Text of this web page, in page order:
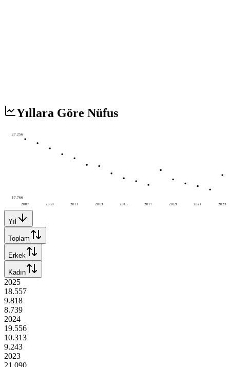
Yıllara Göre Nüfus
2007 2009 2011 2013 2015 2017 2019 2021 2023
27.256
17.766
Yıl
Toplam
Erkek
Kadın
2025
18.557
9.818
8.739
2024
19.556
10.313
9.243
2023
21.090